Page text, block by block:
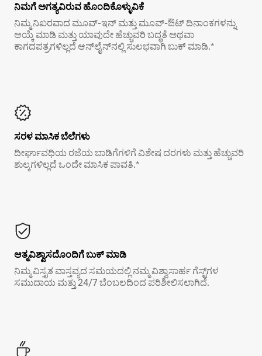
ನಿಮಗೆ ಅಗತ್ಯವಿರುವ ಹೊಂದಿಕೊಳ್ಳುವಿಕೆ
ನಿಮ್ಮ ನಿಖರವಾದ ಮೂವ್-ಇನ್ ಮತ್ತು ಮೂವ್-ಔಟ್ ದಿನಾಂಕಗಳನ್ನು
ಆಯ್ಕೆ ಮಾಡಿ ಮತ್ತು ಯಾವುದೇ ಹೆಚ್ಚುವರಿ ಬದ್ಧತೆ ಅಥವಾ
ಕಾಗದಪತ್ರಗಳಿಲ್ಲದೆ ಆನ್‌ಲೈನ್‌ನಲ್ಲಿ ಸುಲಭವಾಗಿ ಬುಕ್ ಮಾಡಿ.*
ಸರಳ ಮಾಸಿಕ ಬೆಲೆಗಳು
ದೀರ್ಘಾವಧಿಯ ರಜೆಯ ಬಾಡಿಗೆಗಳಿಗೆ ವಿಶೇಷ ದರಗಳು ಮತ್ತು ಹೆಚ್ಚುವರಿ
ಶುಲ್ಕಗಳಿಲ್ಲದೆ ಒಂದೇ ಮಾಸಿಕ ಪಾವತಿ.*
ಆತ್ಮವಿಶ್ವಾಸದೊಂದಿಗೆ ಬುಕ್ ಮಾಡಿ
ನಿಮ್ಮ ವಿಸ್ತೃತ ವಾಸ್ತವ್ಯದ ಸಮಯದಲ್ಲಿ ನಮ್ಮ ವಿಶ್ವಾಸಾರ್ಹ ಗೆಸ್ಟ್‌ಗಳ
ಸಮುದಾಯ ಮತ್ತು 24/7 ಬೆಂಬಲದಿಂದ ಪರಿಶೀಲಿಸಲಾಗಿದೆ.